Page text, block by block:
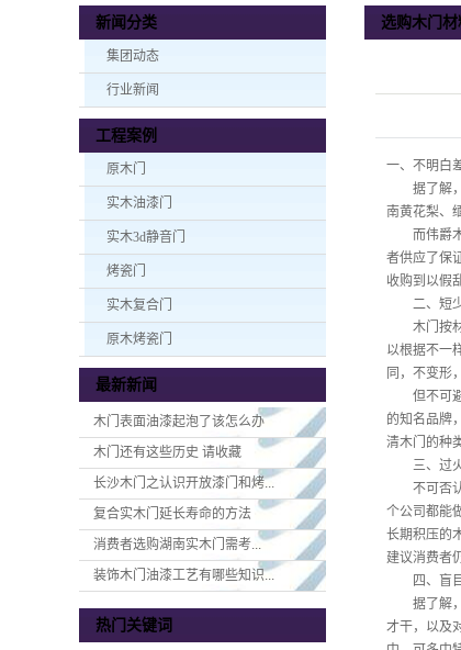
新闻分类
集团动态
行业新闻
工程案例
原木门
实木油漆门
实木3d静音门
烤瓷门
实木复合门
原木烤瓷门
最新新闻
木门表面油漆起泡了该怎么办
木门还有这些历史 请收藏
长沙木门之认识开放漆门和烤...
复合实木门延长寿命的方法
消费者选购湖南实木门​需考...
装饰木门油漆工艺有哪些知识...
热门关键词
选购木门
一、不明白
据了解，
南黄花梨、
而伟爵木
者供应了保
收购到以假
二、短少
木门按材
以根据不一
同，不变形
但不可避
的知名品牌
清木门的种
三、过火
不可否认
个公司都能
长期积压的
建议消费者
四、盲目
据了解，
才干，以及